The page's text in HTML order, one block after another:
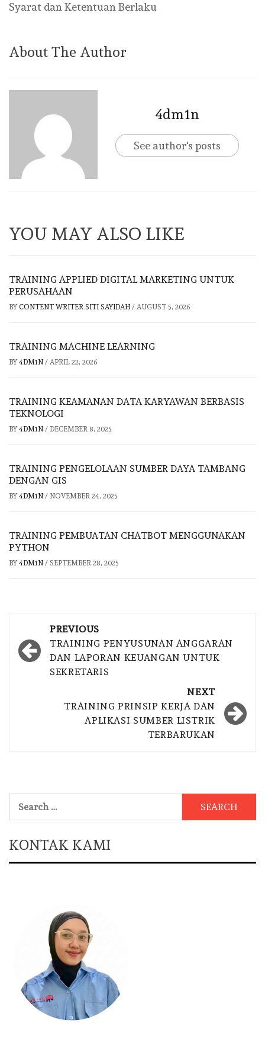
Syarat dan Ketentuan Berlaku
About The Author
4dm1n
See author's posts
YOU MAY ALSO LIKE
TRAINING APPLIED DIGITAL MARKETING UNTUK
PERUSAHAAN
BY CONTENT WRITER SITI SAYIDAH / AUGUST 5, 2026
TRAINING MACHINE LEARNING
BY 4DM1N / APRIL 22, 2026
TRAINING KEAMANAN DATA KARYAWAN BERBASIS
TEKNOLOGI
BY 4DM1N / DECEMBER 8, 2025
TRAINING PENGELOLAAN SUMBER DAYA TAMBANG
DENGAN GIS
BY 4DM1N / NOVEMBER 24, 2025
TRAINING PEMBUATAN CHATBOT MENGGUNAKAN
PYTHON
BY 4DM1N / SEPTEMBER 28, 2025
navigation
PREVIOUS
TRAINING PENYUSUNAN ANGGARAN
DAN LAPORAN KEUANGAN UNTUK
SEKRETARIS
NEXT
TRAINING PRINSIP KERJA DAN
APLIKASI SUMBER LISTRIK
TERBARUKAN
for:
KONTAK KAMI